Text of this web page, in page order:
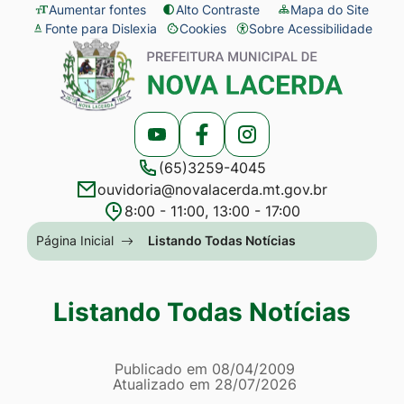
Seção
de
atalhos
acessibilidade
Ir
para
conteúdo
menu
[alt+2]
para
Aumentar fontes Alto Contraste
Mapa do Site
Fonte para Dislexia
Cookies
Abrir
preferências
de
cookies
Sobre Acessibilidade
Seção
menu
Acessar
a
Rede
Social
Acessar
a
Rede
Social
Acessar
a
Rede
Social
(65)3259-4045
ouvidoria@novalacerda.mt.gov.br
8:00 - 11:00, 13:00 - 17:00
Seção
do
principal
Página Inicial Listando Todas Notícias
Listando Todas Notícias
Página Listando Todas
Informações
Publicado em 08/04/2009
Atualizado em 28/07/2026